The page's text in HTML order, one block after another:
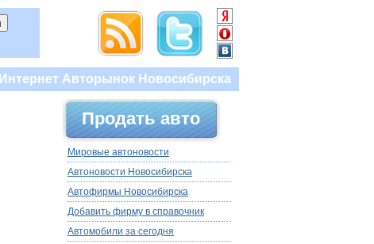
Интернет Авторынок Новосибирска
Продать авто
Мировые автоновости
Автоновости Новосибирска
Автофирмы Новосибирска
Добавить фирму в справочник
Автомобили за сегодня